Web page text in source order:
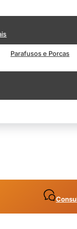
Parafusos e Porcas